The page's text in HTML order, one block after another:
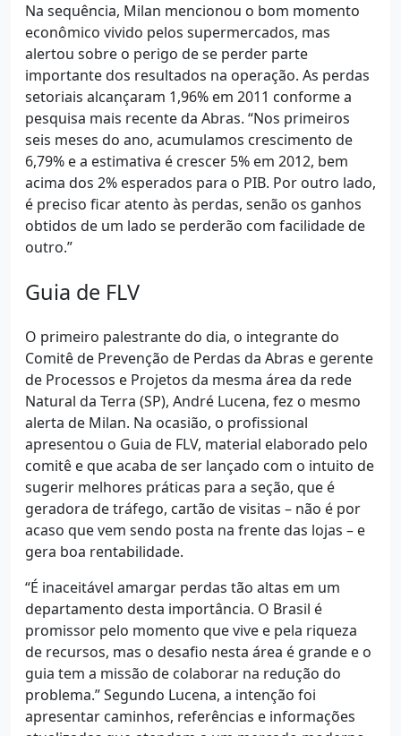
Na sequência, Milan mencionou o bom momento
econômico vivido pelos supermercados, mas
alertou sobre o perigo de se perder parte
importante dos resultados na operação. As perdas
setoriais alcançaram 1,96% em 2011 conforme a
pesquisa mais recente da Abras. “Nos primeiros
seis meses do ano, acumulamos crescimento de
6,79% e a estimativa é crescer 5% em 2012, bem
acima dos 2% esperados para o PIB. Por outro lado,
é preciso ficar atento às perdas, senão os ganhos
obtidos de um lado se perderão com facilidade de
outro.”
Guia de FLV
O primeiro palestrante do dia, o integrante do
Comitê de Prevenção de Perdas da Abras e gerente
de Processos e Projetos da mesma área da rede
Natural da Terra (SP), André Lucena, fez o mesmo
alerta de Milan. Na ocasião, o profissional
apresentou o Guia de FLV, material elaborado pelo
comitê e que acaba de ser lançado com o intuito de
sugerir melhores práticas para a seção, que é
geradora de tráfego, cartão de visitas – não é por
acaso que vem sendo posta na frente das lojas – e
gera boa rentabilidade.
“É inaceitável amargar perdas tão altas em um
departamento desta importância. O Brasil é
promissor pelo momento que vive e pela riqueza
de recursos, mas o desafio nesta área é grande e o
guia tem a missão de colaborar na redução do
problema.” Segundo Lucena, a intenção foi
apresentar caminhos, referências e informações